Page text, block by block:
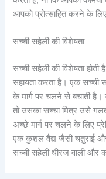
आपको प्रोत्साहित करने के
सच्ची सहेली की विशेषता
सच्ची सहेली की विशेषता
सहायता करता है। एक सच्ची
के मार्ग पर चलने से बचाती है।
तो उसका सच्चा मित्र उसे
अच्छे मार्ग पर चलने के लिए
एक कुशल वैद्य जैसी चतुराई
सच्ची सहेली धीरज वाली और